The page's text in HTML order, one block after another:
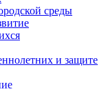
среды
и защите